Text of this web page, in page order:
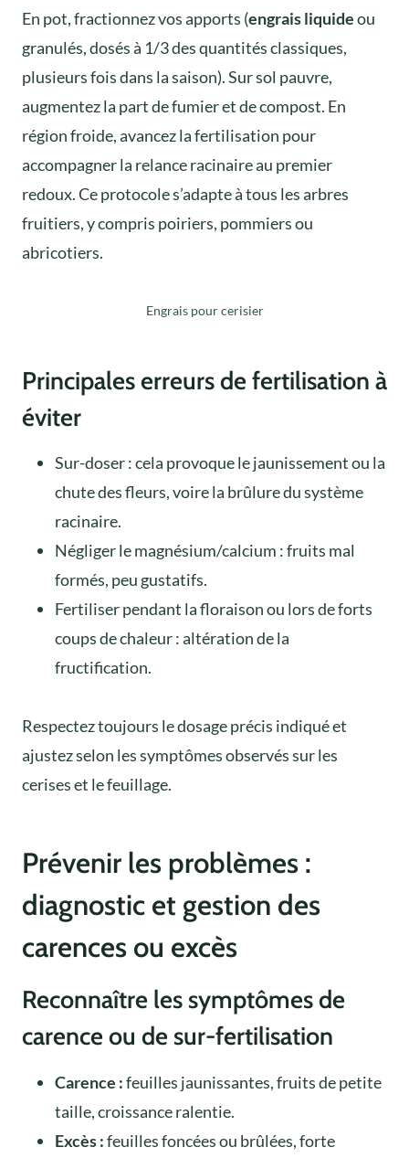
En pot, fractionnez vos apports (engrais liquideou
granulés, dosés à 1/3 des quantités classiques,
plusieurs fois dans la saison). Sur sol pauvre,
augmentez la part de fumier et de compost. En
région froide, avancez la fertilisation pour
accompagner la relance racinaire au premier
redoux. Ce protocole s’adapte à tous les arbres
fruitiers, y compris poiriers, pommiers ou
abricotiers.
Engrais pour cerisier
Principales erreurs de fertilisation à
éviter
Sur-doser : cela provoque le jaunissement ou la
chute des fleurs, voire la brûlure du système
racinaire.
Négliger le magnésium/calcium : fruits mal
formés, peu gustatifs.
Fertiliser pendant la floraison ou lors de forts
coups de chaleur : altération de la
fructification.
Respectez toujours le dosage précis indiqué et
ajustez selon les symptômes observés sur les
cerises et le feuillage.
Prévenir les problèmes :
diagnostic et gestion des
carences ou excès
Reconnaître les symptômes de
carence ou de sur-fertilisation
Carence :feuilles jaunissantes, fruits de petite
taille, croissance ralentie.
Excès :feuilles foncées ou brûlées, forte